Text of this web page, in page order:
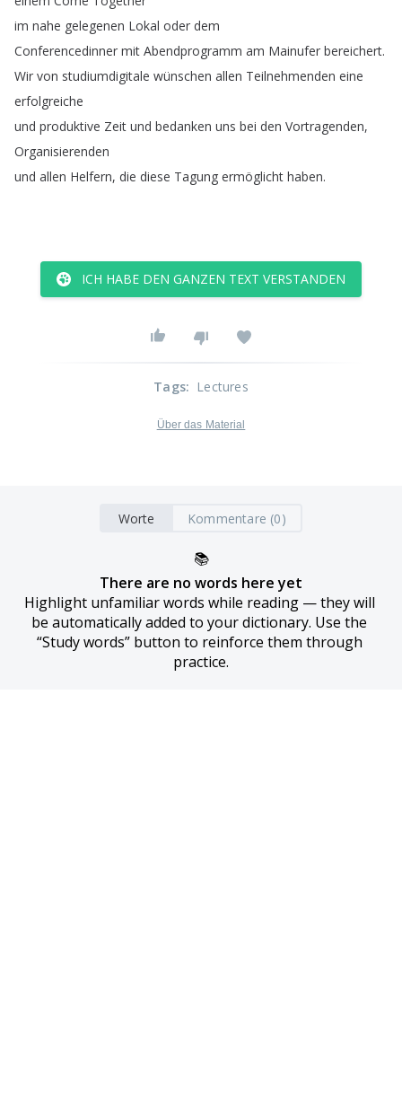
im nahe gelegenen Lokal oder dem
Conferencedinner mit Abendprogramm am Mainufer bereichert.
Wir von studiumdigitale wünschen allen Teilnehmenden eine
erfolgreiche
und produktive Zeit und bedanken uns bei den Vortragenden,
Organisierenden
und allen Helfern, die diese Tagung ermöglicht haben.
ICH HABE DEN GANZEN TEXT VERSTANDEN
Tags: Lectures
Über das Material
Worte Kommentare (0)
📚
There are no words here yet
Highlight unfamiliar words while reading — they will
be automatically added to your dictionary. Use the
“Study words” button to reinforce them through
practice.